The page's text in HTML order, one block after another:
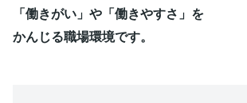
「働きがい」や「働きやすさ」を
かんじる職場環境です。